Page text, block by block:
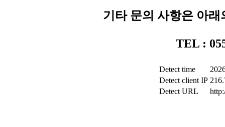
기타 문의 사항은 아
TEL :
Detect time
Detect client IP
Detect URL